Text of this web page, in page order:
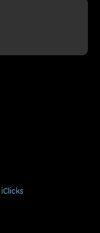
iClicks